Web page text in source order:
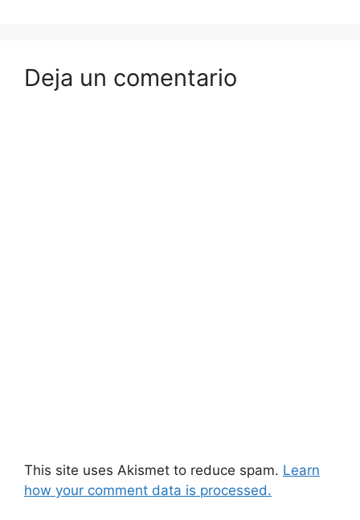
Deja un comentario
This site uses Akismet to reduce spam. Learn
how your comment data is processed.